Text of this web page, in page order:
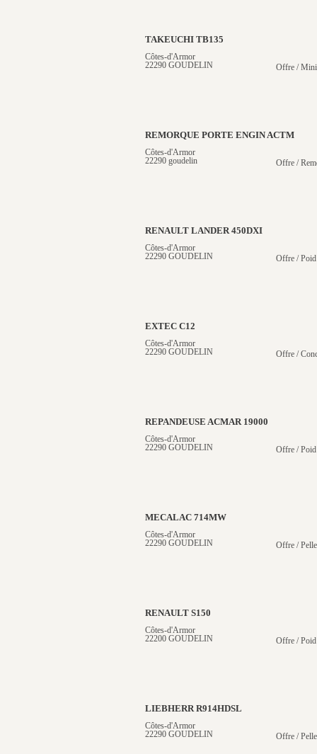
TAKEUCHI TB135
Côtes-d'Armor
22290 GOUDELIN
Offre /
REMORQUE PORTE ENGIN ACTM
Côtes-d'Armor
22290 goudelin
Offre /
RENAULT LANDER 450DXI
Côtes-d'Armor
22290 GOUDELIN
Offre /
EXTEC C12
Côtes-d'Armor
22290 GOUDELIN
Offre /
REPANDEUSE ACMAR 19000
Côtes-d'Armor
22290 GOUDELIN
Offre /
MECALAC 714MW
Côtes-d'Armor
22290 GOUDELIN
Offre /
RENAULT S150
Côtes-d'Armor
22200 GOUDELIN
Offre /
LIEBHERR R914HDSL
Côtes-d'Armor
22290 GOUDELIN
Offre /